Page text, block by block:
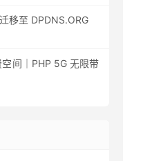
移至 DPDNS.ORG
间｜PHP 5G 无限带